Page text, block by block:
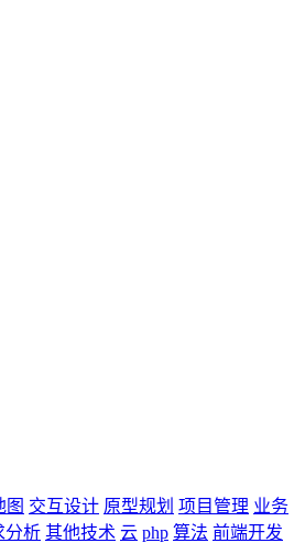
图 交互设计 原型规划 项目管理 业务
分析 其他技术 云 php 算法 前端开发